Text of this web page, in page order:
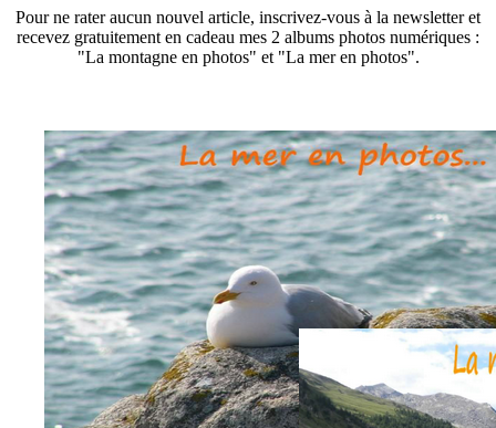
Pour ne rater aucun nouvel article, inscrivez-vous à la newsletter et
recevez gratuitement en cadeau mes 2 albums photos numériques :
"La montagne en photos" et "La mer en photos".